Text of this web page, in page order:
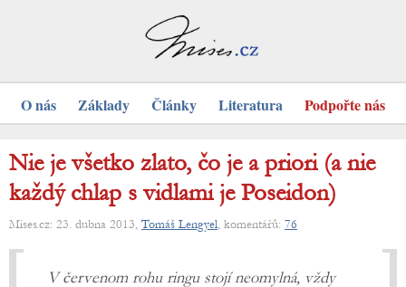
O nás Základy Články Literatura Podpořte nás
Nie je všetko zlato, čo je a priori (a nie
každý chlap s vidlami je Poseidon)
Mises.cz: 23. dubna 2013, Tomáš Lengyel, komentářů: 76
V červenom rohu ringu stojí neomylná, vždy